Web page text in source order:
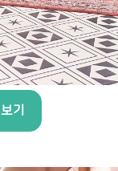
기